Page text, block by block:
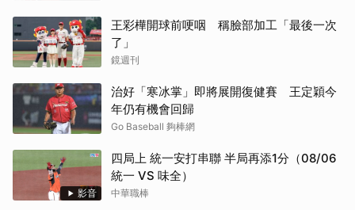
王彩樺開球前哽咽 稱臉部加工「最後一次
了」
鏡週刊
治好「寒冰掌」即將展開復健賽 王定穎今
年仍有機會回歸
Go Baseball 夠棒網
影音
四局上 統一安打串聯 半局再添1分（08/06
統一 VS 味全）
中華職棒